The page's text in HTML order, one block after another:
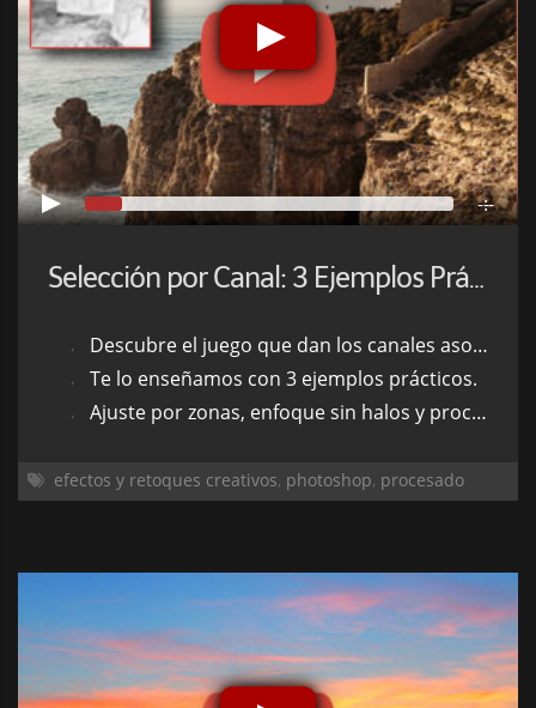
-:--
Selección por Canal: 3 Ejemplos Prácticos para Editar Fotos Como los Profesionales
Descubre el juego que dan los canales asociados a las máscaras de capa.
Te lo enseñamos con 3 ejemplos prácticos.
Ajuste por zonas, enfoque sin halos y procesos cruzados.
efectos y retoques creativos, photoshop, procesado